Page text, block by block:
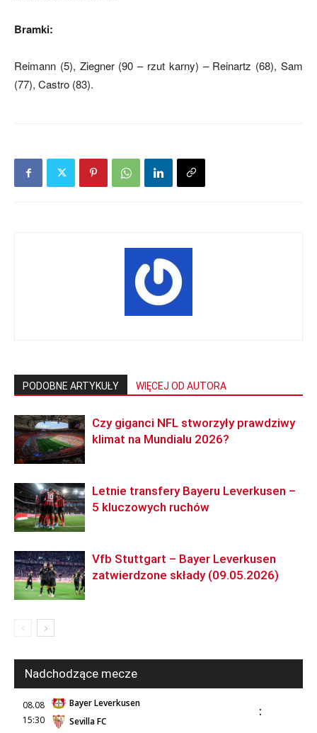
Bramki:
Reimann (5), Ziegner (90 – rzut karny) – Reinartz (68), Sam
(77), Castro (83).
PODOBNE ARTYKUŁY WIĘCEJ OD AUTORA
Czy giganci NFL stworzyły prawdziwy
klimat na Mundialu 2026?
Letnie transfery Bayeru Leverkusen –
5 kluczowych ruchów
Vfb Stuttgart – Bayer Leverkusen
zatwierdzone składy (09.05.2026)
Nadchodzące mecze
08.08
15:30
Bayer Leverkusen
Sevilla FC
: